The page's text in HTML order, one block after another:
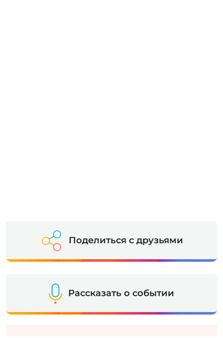
Поделиться с друзьями
Рассказать о событии